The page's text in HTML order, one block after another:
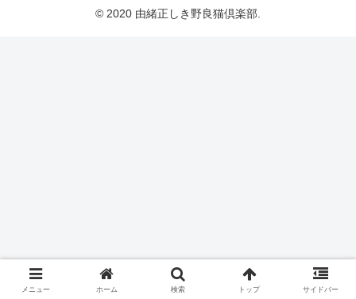
© 2020 由緒正しき野良猫倶楽部.
メニュー ホーム 検索 トップ サイドバー